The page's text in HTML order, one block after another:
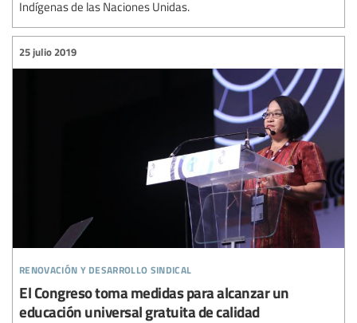
Indígenas de las Naciones Unidas.
renovación y desarrollo sindical
25 julio 2019
El Congreso toma medidas para alcanzar un
educación universal gratuita de calidad